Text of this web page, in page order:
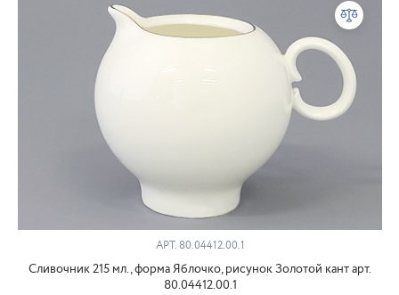
АРТ.80.04412.00.1
Сливочник 215 мл., форма Яблочко, рисунок Золотой кант арт.
80.04412.00.1